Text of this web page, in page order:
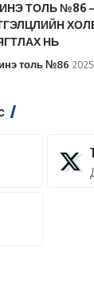
ТОЛЬ №86
НЬ
толь №86